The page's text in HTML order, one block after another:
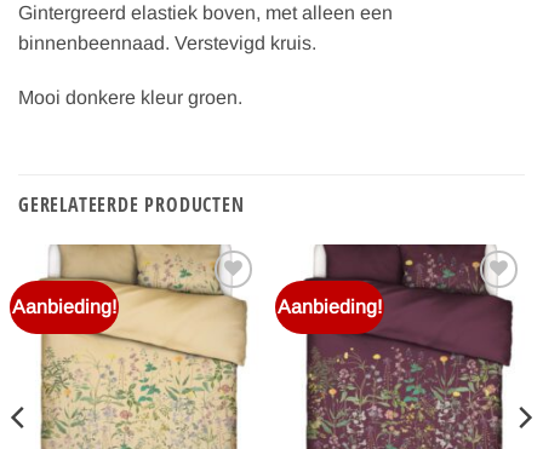
Gintergreerd elastiek boven, met alleen een
binnenbeennaad. Verstevigd kruis.
Mooi donkere kleur groen.
GERELATEERDE PRODUCTEN
Aanbieding!
Toevoegen
Aanbieding!
Toevoegen